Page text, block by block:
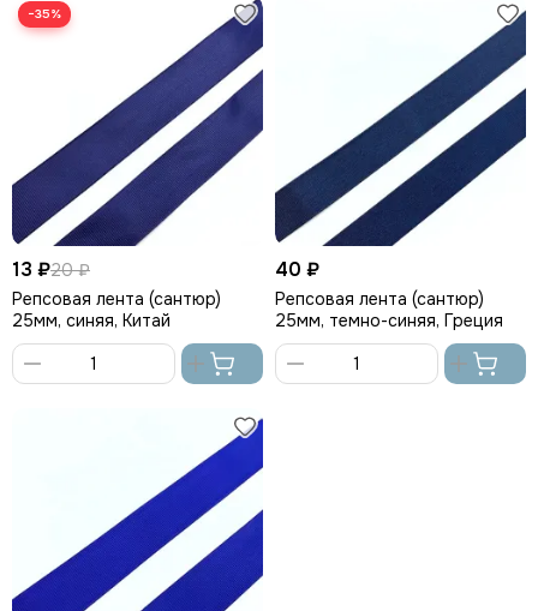
−35%
13 ₽20 ₽
Репсовая лента (сантюр)
25мм, синяя, Китай
корзину
40 ₽
Репсовая лента (сантюр)
25мм, темно-синяя, Греция